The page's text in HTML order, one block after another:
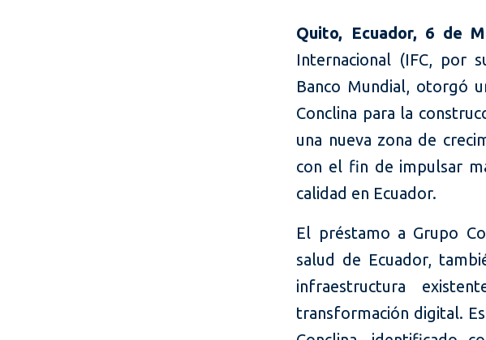
Quito, Ecuador, 6 de
Internacional (IFC, por
Banco Mundial, otorgó
Conclina para la
una nueva zona de
con el fin de impulsar
calidad en Ecuador.
El préstamo a Grupo
salud de Ecuador,
infraestructura
transformación digital.